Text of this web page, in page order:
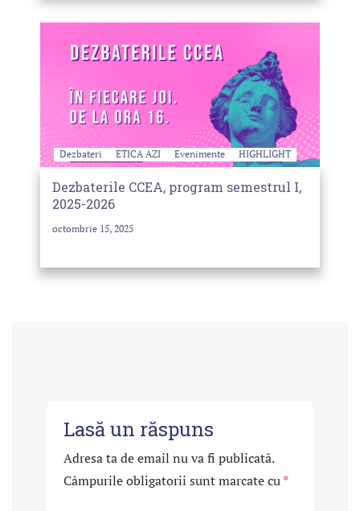
Dezbateri ETICA AZI Evenimente HIGHLIGHT
Dezbaterile CCEA, program semestrul I,
2025-2026
octombrie 15, 2025
Lasă un răspuns
Adresa ta de email nu va fi publicată.
Câmpurile obligatorii sunt marcate cu*